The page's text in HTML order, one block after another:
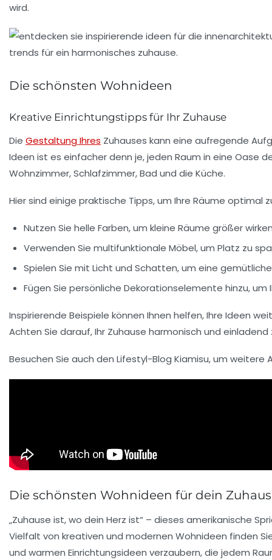
wird.
Die schönsten Wohnideen
Kreative Einrichtungstipps für Ihr Zuhause
Die Gestaltung Ihres Zuhauses kann eine aufregende
Ideen ist es einfacher denn je, jeden Raum in eine Oase
Wohnzimmer, Schlafzimmer, Bad und die Küche.
Hier sind einige praktische Tipps, um Ihre Räume
Nutzen Sie helle Farben, um kleine Räume größer
Verwenden Sie multifunktionale Möbel, um Platz zu
Spielen Sie mit Licht und Schatten, um eine
Fügen Sie persönliche Dekorationselemente hinzu,
Inspirierende Beispiele können Ihnen helfen, Ihre Ideen
Achten Sie darauf, Ihr Zuhause harmonisch und
Besuchen Sie auch den Lifestyl-Blog Kiamisu, um weitere
Die schönsten Wohnideen für dein
„Zuhause ist, wo dein Herz ist“ – dieses amerikanische
Vielfalt von kreativen und modernen Wohnideen finden
und warmen Einrichtungsideen verzaubern, die jedem